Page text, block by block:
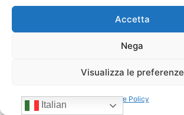
Accetta
Nega
Visualizza le preferenze
Cookie Policy
Italian